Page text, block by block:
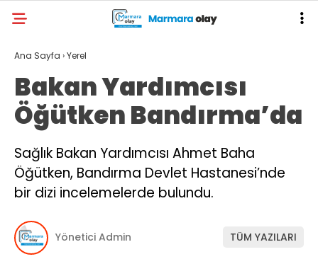
Ana Sayfa ›Yerel
Bakan Yardımcısı
Öğütken Bandırma’da
Sağlık Bakan Yardımcısı Ahmet Baha
Öğütken, Bandırma Devlet Hastanesi’nde
bir dizi incelemelerde bulundu.
Yönetici Admin TÜM YAZILARI